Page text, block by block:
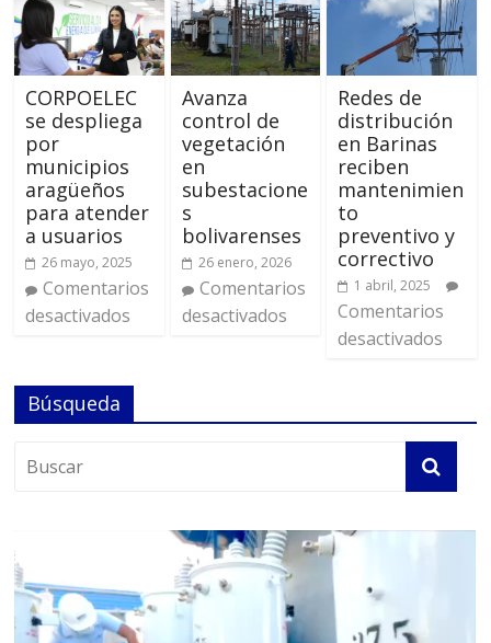
CORPOELEC
se despliega
por
municipios
aragüeños
para atender
a usuarios
26 mayo, 2025
Comentarios
desactivados
Avanza
control de
vegetación
en
subestacione
s
bolivarenses
26 enero, 2026
Comentarios
desactivados
Redes de
distribución
en Barinas
reciben
mantenimien
to
preventivo y
correctivo
1 abril, 2025
Comentarios
desactivados
Búsqueda